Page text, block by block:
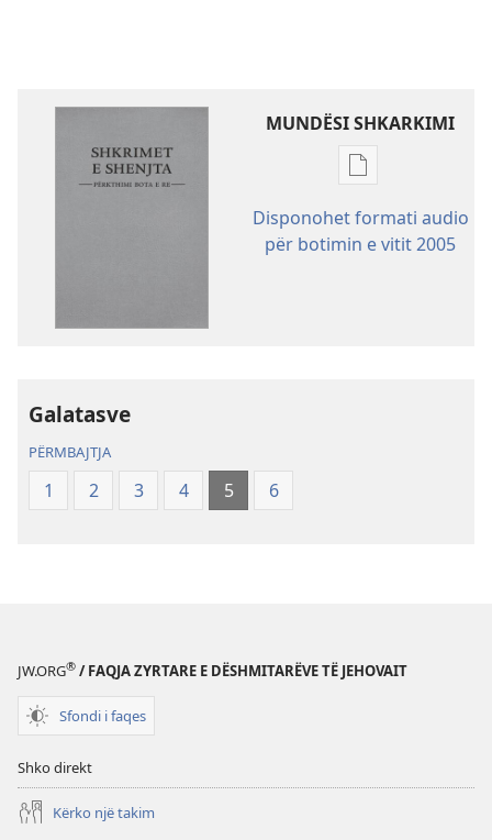
MUNDËSI SHKARKIMI
Mundësitë
shkarkimit
për
Disponohet formati audio
për botimin e vitit 2005
Galatasve
PËRMBAJTJA
1 2 3 4 5 6
JW.ORG® / FAQJA ZYRTARE E DËSHMITARËVE TË JEHOVAIT
Sfondi i faqes
Shko direkt
Kërko një takim